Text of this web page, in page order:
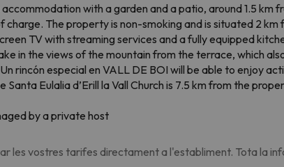
with a garden and a patio, around 1.5 km
The property is non-smoking and is situated 2 km
TV with streaming services and a fully equipped
in the views of the mountain from the terrace, which
especial en VALL DE BOI will be able to enjoy
Santa Eulalia d’Erill la Vall Church is 7.5 km from the
by a private host
les vostres tarifes directament a l'establiment. Tota la